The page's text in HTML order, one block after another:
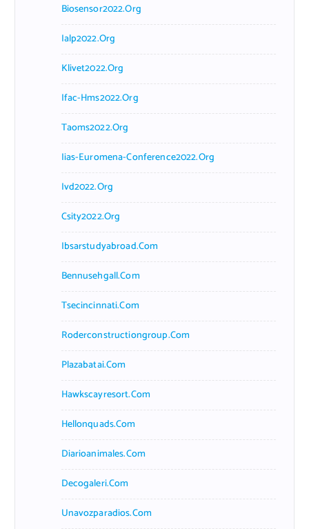
Biosensor2022.org
Ialp2022.org
Klivet2022.org
Ifac-Hms2022.org
Taoms2022.org
Iias-Euromena-Conference2022.org
Ivd2022.org
Csity2022.org
Ibsarstudyabroad.com
Bennusehgall.com
Tsecincinnati.com
Roderconstructiongroup.com
Plazabatai.com
Hawkscayresort.com
Hellonquads.com
Diarioanimales.com
Decogaleri.com
Unavozparadios.com